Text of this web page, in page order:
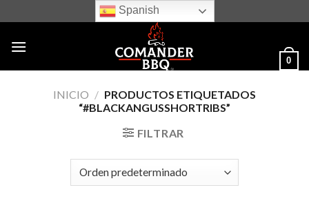
to
content
Spanish
0
INICIO / PRODUCTOS ETIQUETADOS
“#BLACKANGUSSHORTRIBS”
FILTRAR